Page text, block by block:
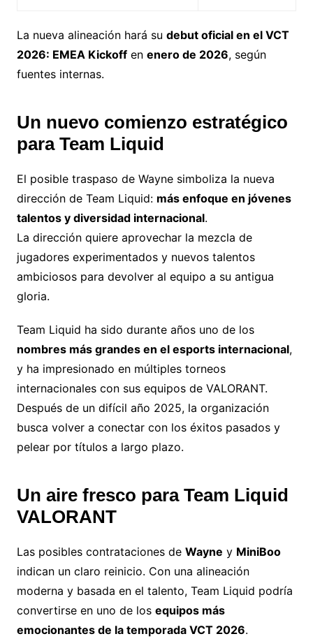
La nueva alineación hará su debut oficial en el VCT
2026: EMEA Kickoffen enero de 2026, según
fuentes internas.
Un nuevo comienzo estratégico
para Team Liquid
El posible traspaso de Wayne simboliza la nueva
dirección de Team Liquid: más enfoque en jóvenes
talentos y diversidad internacional.
La dirección quiere aprovechar la mezcla de
jugadores experimentados y nuevos talentos
ambiciosos para devolver al equipo a su antigua
gloria.
Team Liquid ha sido durante años uno de los
nombres más grandes en el esports internacional,
y ha impresionado en múltiples torneos
internacionales con sus equipos de VALORANT.
Después de un difícil año 2025, la organización
busca volver a conectar con los éxitos pasados y
pelear por títulos a largo plazo.
Un aire fresco para Team Liquid
VALORANT
Las posibles contrataciones de Wayne y MiniBoo
indican un claro reinicio. Con una alineación
moderna y basada en el talento, Team Liquid podría
convertirse en uno de los equipos más
emocionantes de la temporada VCT 2026.